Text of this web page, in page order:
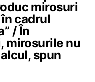
mirosuri
cadrul
/ În
mirosurile nu
spun